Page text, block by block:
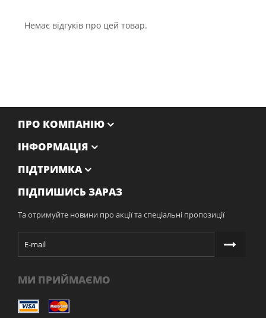
Немає відгуків про цей товар.
ПРО КОМПАНІЮ
ІНФОРМАЦІЯ
ПІДТРИМКА
ПІДПИШИСЬ ЗАРАЗ
Та отримуйте новини про акції та спеціальні пропозиції
МИ ПРИЙМАЄМО